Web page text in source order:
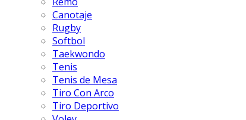
Canotaje
Rugby
Softbol
Taekwondo
Tenis
Tenis de Mesa
Tiro Con Arco
Tiro Deportivo